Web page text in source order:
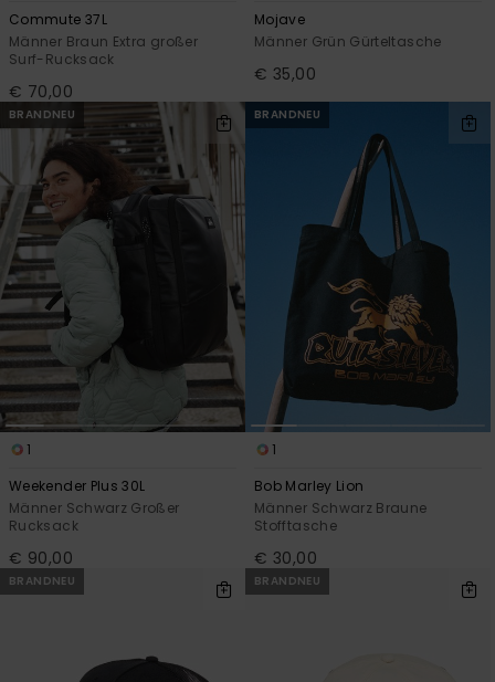
Commute 37L
Männer Braun Extra großer
Surf-Rucksack
€ 70,00
Mojave
Männer Grün Gürteltasche
€ 35,00
BRANDNEU
1
Weekender Plus 30L
Männer Schwarz Großer
Rucksack
€ 90,00
BRANDNEU
1
Bob Marley Lion
Männer Schwarz Braune
Stofftasche
€ 30,00
BRANDNEU BRANDNEU